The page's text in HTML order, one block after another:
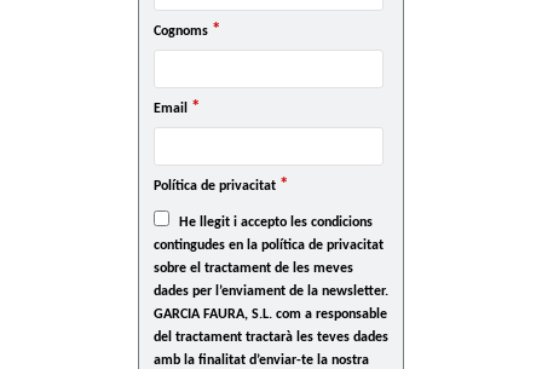
Cognoms *
Email *
Política de privacitat *
He llegit i accepto les condicions
contingudes en la política de privacitat
sobre el tractament de les meves
dades per l’enviament de la newsletter.
GARCIA FAURA, S.L. com a responsable
del tractament tractarà les teves dades
amb la finalitat d’enviar-te la nostra